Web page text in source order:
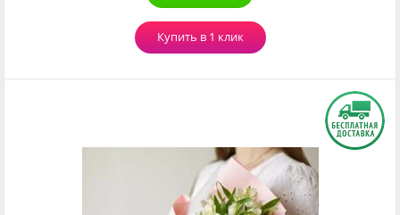
Купить в 1 клик